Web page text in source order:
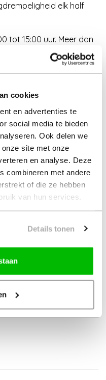
cookies
en advertenties te
social media te bieden
Ook delen we
site met onze
en analyse. Deze
combineren met andere
of die ze hebben
van hun services.
Details tonen
elk half
tot 15:00 uur. Meer dan
en zonder afspraak
van
eens verrassen door een
de woning van je
Dag een woning
Dan horen wij dit
je graag verder voor het
Wij zijn elke werkdag
op 050-3113110 of per
mee doen? Bekijk alle
nederland/nvm-open-
mee doen staan